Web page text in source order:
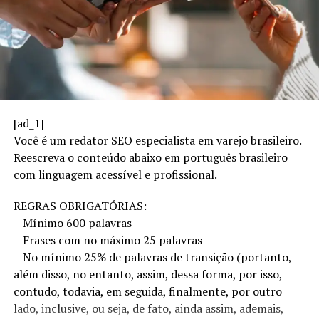
Consumo e IA
Laura Hauser,
pesquisadora
da PUC-SP.
No contexto da defesa do consumidor,
esses dados trazem à tona algumas
questões fundamentais. Entre elas,
destaque para a qualidade das relações
que estabelecemos – tanto com
produtos e serviços quanto entre nós mesmos. O alerta
vem deLaura Hauser , pesquisadora do Departamento
de Comunicação e Semiótica daPUC-SP
(KES), plataforma de troca de conhecimento, inovação e
criatividade para executivos.
Laura está na vanguarda desse debate, investigando
como a IA não apenas simula conexões emocionais, mas
também as redefine.
[ad_1]
Você é um redator SEO especialista em varejo brasileiro.
Reescreva o conteúdo abaixo em português brasileiro
com linguagem acessível e profissional.
REGRAS OBRIGATÓRIAS:
– Mínimo 600 palavras
– Frases com no máximo 25 palavras
– No mínimo 25% de palavras de transição (portanto,
além disso, no entanto, assim, dessa forma, por isso,
contudo, todavia, em seguida, finalmente, por outro
lado, inclusive, ou seja, de fato, ainda assim, ademais,